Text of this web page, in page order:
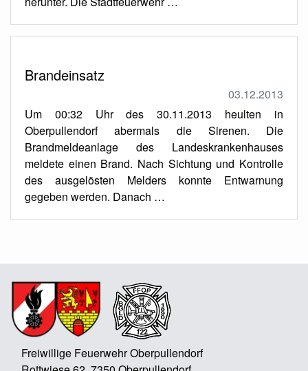
Brandeinsatz
03.12.2013
Um 00:32 Uhr des 30.11.2013 heulten in
Oberpullendorf abermals die Sirenen. Die
Brandmeldeanlage des Landeskrankenhauses
meldete einen Brand. Nach Sichtung und Kontrolle
des ausgelösten Melders konnte Entwarnung
gegeben werden. Danach …
Freiwillige Feuerwehr Oberpullendorf